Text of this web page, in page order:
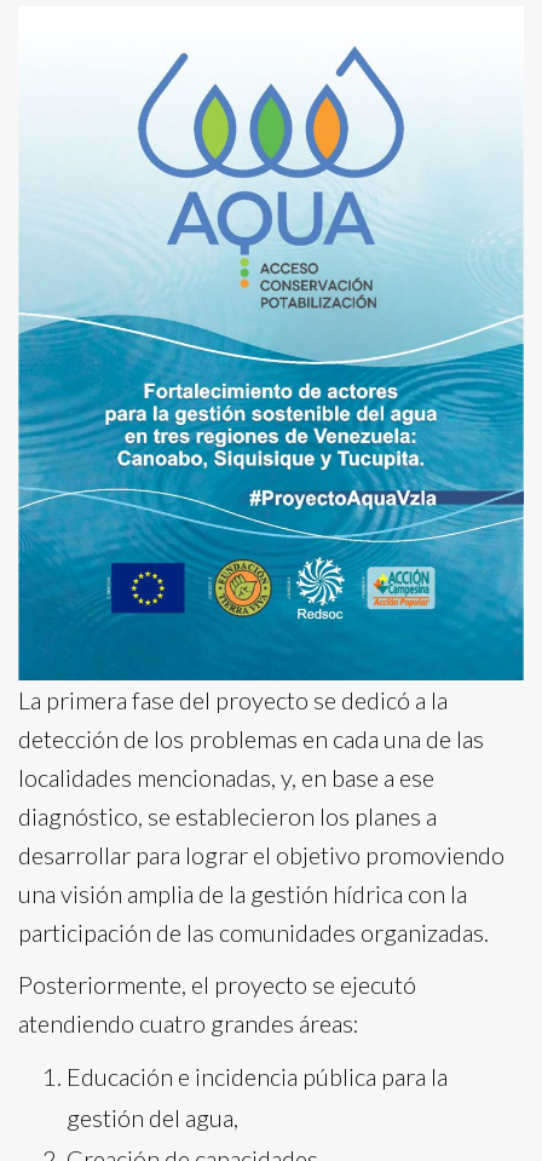
La primera fase del proyecto se dedicó a la
detección de los problemas en cada una de las
localidades mencionadas, y, en base a ese
diagnóstico, se establecieron los planes a
desarrollar para lograr el objetivo promoviendo
una visión amplia de la gestión hídrica con la
participación de las comunidades organizadas.
Posteriormente, el proyecto se ejecutó
atendiendo cuatro grandes áreas:
Educación e incidencia pública para la
gestión del agua,